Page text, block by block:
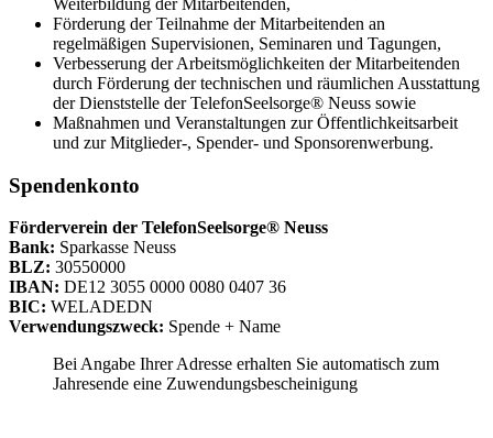
Weiterbildung der Mitarbeitenden,
Förderung der Teilnahme der Mitarbeitenden an
regelmäßigen Supervisionen, Seminaren und Tagungen,
Verbesserung der Arbeitsmöglichkeiten der Mitarbeitenden
durch Förderung der technischen und räumlichen Ausstattung
der Dienststelle der TelefonSeelsorge® Neuss sowie
Maßnahmen und Veranstaltungen zur Öffentlichkeitsarbeit
und zur Mitglieder-, Spender- und Sponsorenwerbung.
Spendenkonto
Förderverein der TelefonSeelsorge® Neuss
Bank: Sparkasse Neuss
BLZ: 30550000
IBAN: DE12 3055 0000 0080 0407 36
BIC: WELADEDN
Verwendungszweck: Spende + Name
Bei Angabe Ihrer Adresse erhalten Sie automatisch zum
Jahresende eine Zuwendungsbescheinigung